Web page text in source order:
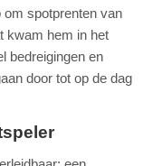
spotprenten van
kwam hem in het
bedreigingen en
door tot op de dag